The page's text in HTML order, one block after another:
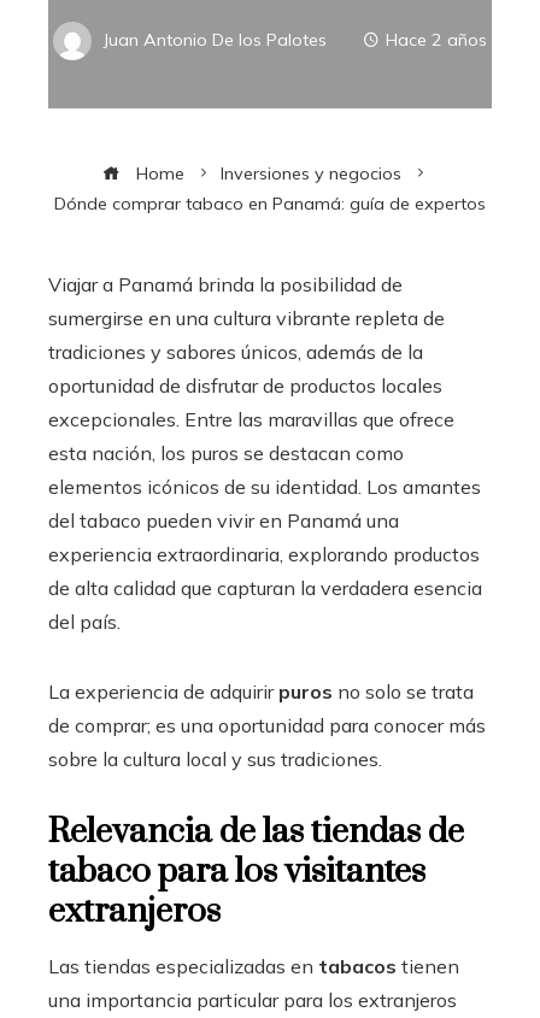
Juan Antonio De los Palotes Hace 2 años
Home
Inversiones y negocios
Dónde comprar tabaco en Panamá: guía de expertos
Viajar a Panamá brinda la posibilidad de
sumergirse en una cultura vibrante repleta de
tradiciones y sabores únicos, además de la
oportunidad de disfrutar de productos locales
excepcionales. Entre las maravillas que ofrece
esta nación, los puros se destacan como
elementos icónicos de su identidad. Los amantes
del tabaco pueden vivir en Panamá una
experiencia extraordinaria, explorando productos
de alta calidad que capturan la verdadera esencia
del país.
La experiencia de adquirir puros no solo se trata
de comprar; es una oportunidad para conocer más
sobre la cultura local y sus tradiciones.
Relevancia de las tiendas de
tabaco para los visitantes
extranjeros
Las tiendas especializadas en tabacos tienen
una importancia particular para los extranjeros